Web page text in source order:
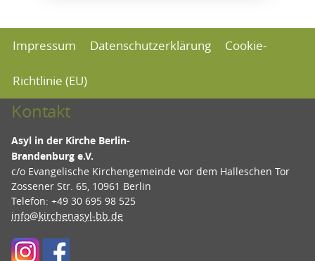
Kontakt
Asyl in der Kirche Berlin-
Brandenburg e.V.
c/o Evangelische Kirchengemeinde vor dem Halleschen Tor
Zossener Str. 65, 10961 Berlin
Telefon: +49 30 695 98 525
info@kirchenasyl-bb.de
Impressum Datenschutzerklärung Cookie-
Richtlinie (EU)